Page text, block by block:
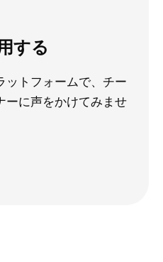
する
ットフォームで、チー
ーに声をかけてみませ